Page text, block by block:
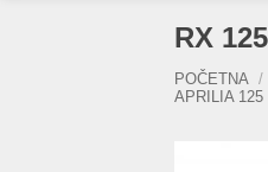
RX
POČETNA /
APRILIA 125